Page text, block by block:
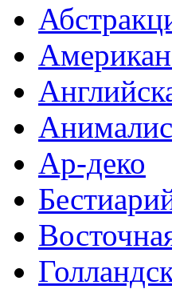
Ар-деко